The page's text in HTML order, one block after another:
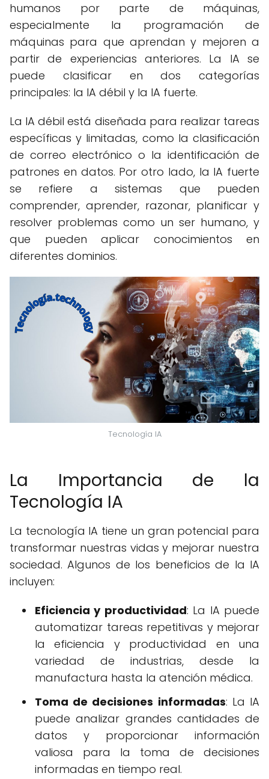
humanos por parte de máquinas,
especialmente la programación de
máquinas para que aprendan y mejoren a
partir de experiencias anteriores. La IA se
puede clasificar en dos categorías
principales: la IA débil y la IA fuerte.
La IA débil está diseñada para realizar tareas
específicas y limitadas, como la clasificación
de correo electrónico o la identificación de
patrones en datos. Por otro lado, la IA fuerte
se refiere a sistemas que pueden
comprender, aprender, razonar, planificar y
resolver problemas como un ser humano, y
que pueden aplicar conocimientos en
diferentes dominios.
Tecnología IA
La Importancia de la
Tecnología IA
La tecnología IA tiene un gran potencial para
transformar nuestras vidas y mejorar nuestra
sociedad. Algunos de los beneficios de la IA
incluyen:
Eficiencia y productividad: La IA puede
automatizar tareas repetitivas y mejorar
la eficiencia y productividad en una
variedad de industrias, desde la
manufactura hasta la atención médica.
Toma de decisiones informadas: La IA
puede analizar grandes cantidades de
datos y proporcionar información
valiosa para la toma de decisiones
informadas en tiempo real.